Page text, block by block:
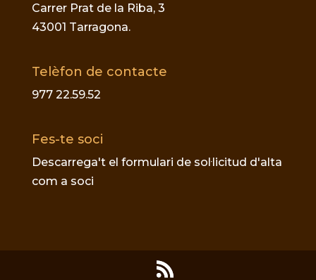
Carrer Prat de la Riba, 3
43001 Tarragona.
Telèfon de contacte
977 22.59.52
Fes-te soci
Descarrega't el formulari de sol·licitud d'alta
com a soci